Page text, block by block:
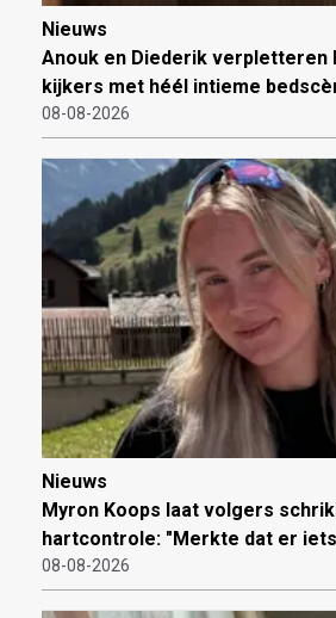
Nieuws
Anouk en Diederik verpletteren
kijkers met héél intieme
08-08-2026
Nieuws
Myron Koops laat volgers
hartcontrole: "Merkte dat er
08-08-2026